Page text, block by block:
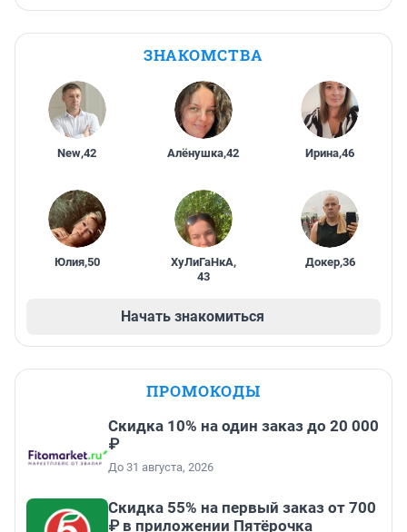
ЗНАКОМСТВА
New,42 Алёнушка,42 Ирина,46
Юлия,50 ХуЛиГаНкА,
43
Докер,36
Начать знакомиться
ПРОМОКОДЫ
Скидка 10% на один заказ до 20 000
₽
До 31 августа, 2026
Скидка 55% на первый заказ от 700
₽ в приложении Пятёрочка